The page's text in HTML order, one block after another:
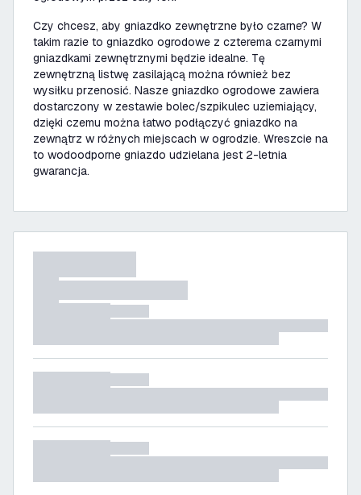
Czy chcesz, aby gniazdko zewnętrzne było czarne? W
takim razie to gniazdko ogrodowe z czterema czarnymi
gniazdkami zewnętrznymi będzie idealne. Tę
zewnętrzną listwę zasilającą można również bez
wysiłku przenosić. Nasze gniazdko ogrodowe zawiera
dostarczony w zestawie bolec/szpikulec uziemiający,
dzięki czemu można łatwo podłączyć gniazdko na
zewnątrz w różnych miejscach w ogrodzie. Wreszcie na
to wodoodporne gniazdo udzielana jest 2-letnia
gwarancja.